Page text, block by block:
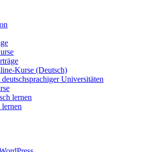
Kurse (Deutsch)
deutschsprachiger Universitäten
lernen